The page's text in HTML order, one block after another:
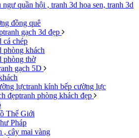
quần hội , tranh 3d hoa sen, tranh 3d
đồng quê
tranh gạch 3d đẹp
cá chép
phòng khách
phòng thờ
gạch 5D
tranh kính bếp cường lực
tranh phòng khách đẹp
Thế Giới
Pháp
, cây mai vàng